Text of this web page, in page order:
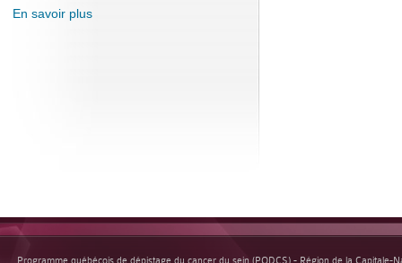
En savoir plus
Programme québécois de dépistage du cancer du sein (PQDCS) - Région de la Capitale-